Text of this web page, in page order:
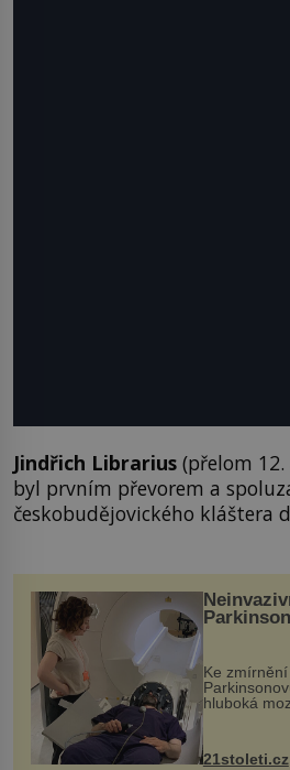
Jindřich Librarius (přelom
byl prvním převorem a
českobudějovického kláštera
Ke
hluboká
však
zákrok.
k
21stoleti.cz